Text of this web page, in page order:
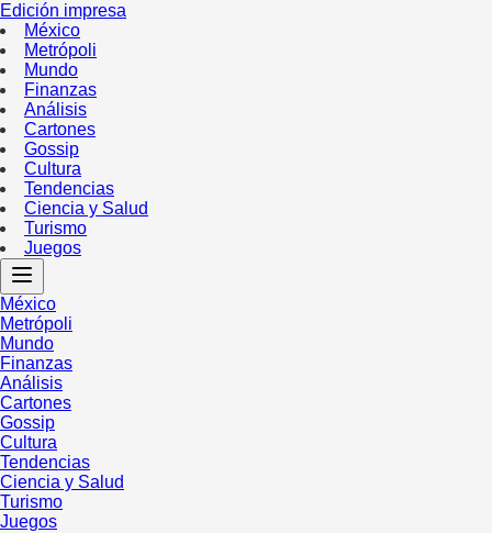
Edición impresa
México
Metrópoli
Mundo
Finanzas
Análisis
Cartones
Gossip
Cultura
Tendencias
Ciencia y Salud
Turismo
Juegos
México
Metrópoli
Mundo
Finanzas
Análisis
Cartones
Gossip
Cultura
Tendencias
Ciencia y Salud
Turismo
Juegos